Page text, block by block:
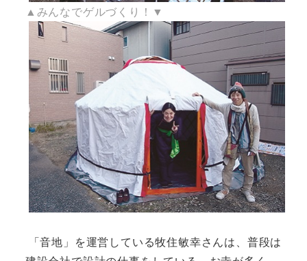
▲みんなでゲルづくり！▼
「音地」を運営している牧住敏幸さんは、普段は